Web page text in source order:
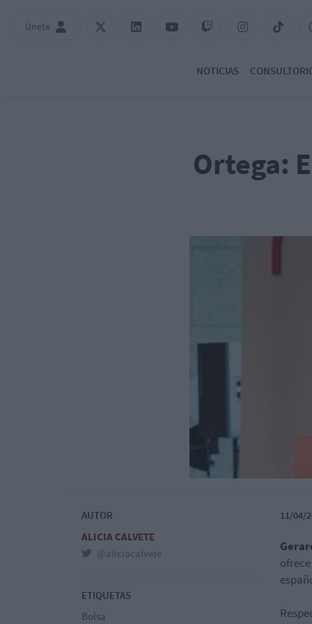
Únete
NOTICIAS
Ortega:
AUTOR
ALICIA CALVETE
@aliciacalvete
ETIQUETAS
Bolsa
11/04/